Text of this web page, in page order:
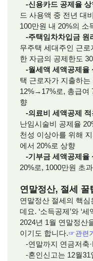
-신용카드 공제율 상
드 사용액 중 전년 대
100만원 내 20%의 소
-주택임차차입금 원
무주택 세대주인 근
한 자금의 공제한도
-월세액 세액공제율
택 근로자가 지출하
12%→17%로, 총급여
향
-의료비 세액공제
난임시술비 공제율
천성 이상아를 위해
에서 20%로 상향
-기부금 세액공제율
20%로, 1000만원 초
연말정산, 절세 꿀
연말정산 절세의 핵심
데요. ‘소득공제’와 ‘
2024년 1월 연말정산
이기도 합니다.☞관련
-연말까지 연금저축
-혼인신고는 12월31